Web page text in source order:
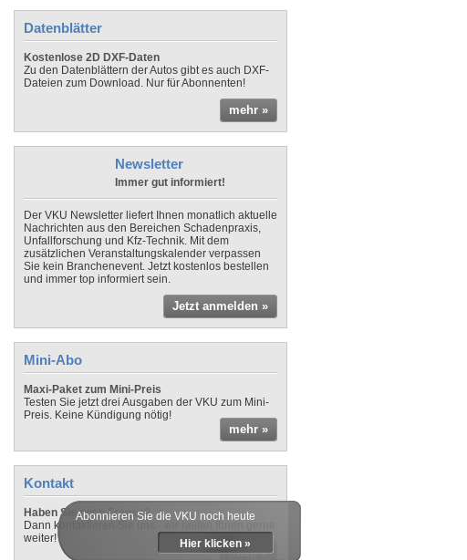
Datenblätter
Kostenlose 2D DXF-Daten
Zu den Datenblättern der Autos gibt es auch DXF-
Dateien zum Download. Nur für Abonnenten!
mehr »
Newsletter
Immer gut informiert!
Der VKU Newsletter liefert Ihnen monatlich aktuelle
Nachrichten aus den Bereichen Schadenpraxis,
Unfallforschung und Kfz-Technik. Mit dem
zusätzlichen Veranstaltungskalender verpassen
Sie kein Branchenevent. Jetzt kostenlos bestellen
und immer top informiert sein.
Jetzt anmelden »
Mini-Abo
Maxi-Paket zum Mini-Preis
Testen Sie jetzt drei Ausgaben der VKU zum Mini-
Preis. Keine Kündigung nötig!
mehr »
Kontakt
Haben Sie noch Fragen?
Dann kontaktieren Sie uns - wir helfen Ihnen gerne
weiter!
mehr »
Abonnieren Sie die VKU noch heute
Hier klicken »